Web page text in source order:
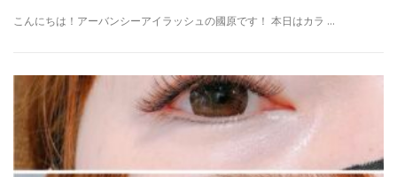
こんにちは！アーバンシーアイラッシュの國原です！ 本日はカラ …